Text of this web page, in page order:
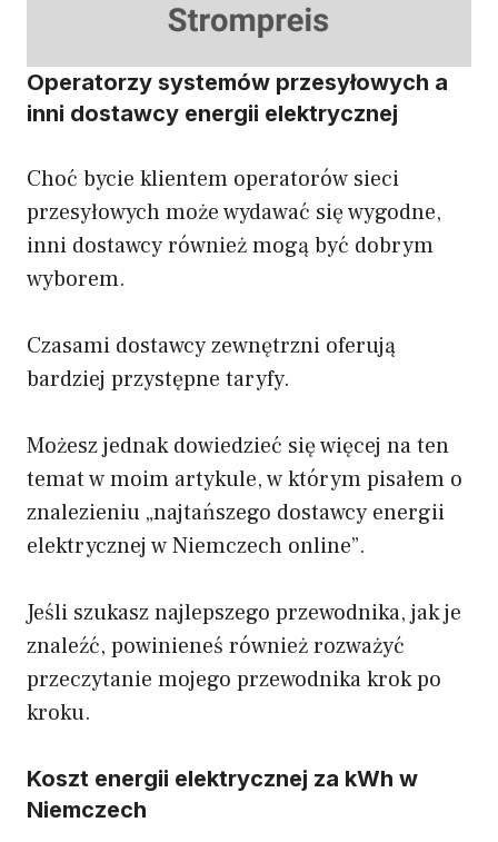
Operatorzy systemów przesyłowych a
inni dostawcy energii elektrycznej
Choć bycie klientem operatorów sieci
przesyłowych może wydawać się wygodne,
inni dostawcy również mogą być dobrym
wyborem.
Czasami dostawcy zewnętrzni oferują
bardziej przystępne taryfy.
Możesz jednak dowiedzieć się więcej na ten
temat w moim artykule, w którym pisałem o
znalezieniu „najtańszego dostawcy energii
elektrycznej w Niemczech online”.
Jeśli szukasz najlepszego przewodnika, jak je
znaleźć, powinieneś również rozważyć
przeczytanie mojego przewodnika krok po
kroku.
Koszt energii elektrycznej za kWh w
Niemczech